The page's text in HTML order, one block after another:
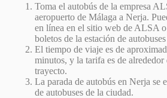
Toma el autobús de la empresa
aeropuerto de Málaga a Nerja.
en línea en el sitio web de ALSA
boletos de la estación de
El tiempo de viaje es de
minutos, y la tarifa es de
trayecto.
La parada de autobús en Nerja se
de autobuses de la ciudad.